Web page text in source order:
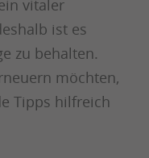
vitaler
ist es
zu behalten.
möchten,
Tipps hilfreich